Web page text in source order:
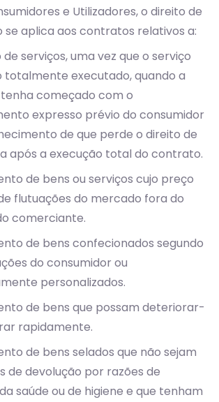
e Utilizadores, o direito de
se aplica aos contratos relativos a:
serviços, uma vez que o serviço
totalmente executado, quando a
começado com o
expresso prévio do consumidor
de que perde o direito de
após a execução total do contrato.
de bens ou serviços cujo preço
flutuações do mercado fora do
comerciante.
de bens confecionados segundo
do consumidor ou
personalizados.
de bens que possam deteriorar-
rapidamente.
de bens selados que não sejam
de devolução por razões de
saúde ou de higiene e que tenham